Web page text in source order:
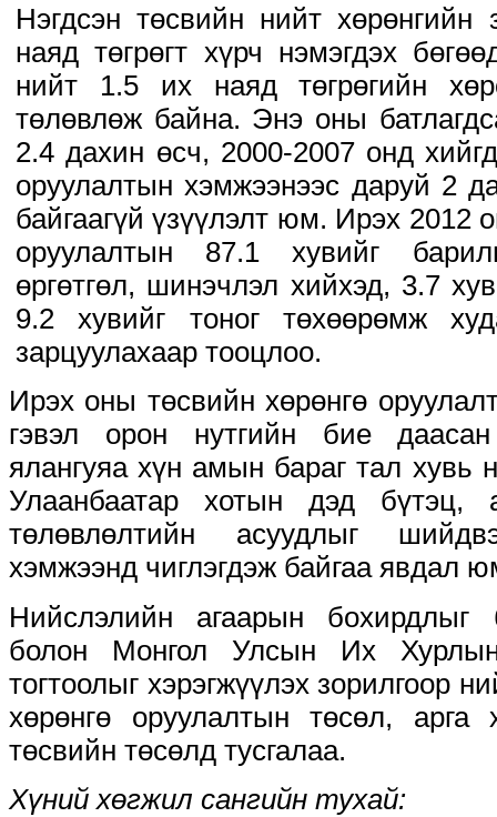
Нэгдсэн төсвийн нийт
наяд төгрөгт хүрч нэмэгдэх
нийт 1.5 их наяд төгрөгийн
төлөвлөж байна. Энэ оны
2.4 дахин өсч, 2000-2007 онд
оруулалтын хэмжээнээс даруй 2
байгаагүй үзүүлэлт юм. Ирэх 2012
оруулалтын 87.1 хувийг
өргөтгөл, шинэчлэл хийхэд, 3.7
9.2 хувийг тоног төхөөрөмж
зарцуулахаар тооцлоо.
Ирэх оны төсвийн хөрөнгө
гэвэл орон нутгийн бие
ялангуяа хүн амын бараг тал хувь
Улаанбаатар хотын дэд бүтэц,
төлөвлөлтийн асуудлыг
хэмжээнд чиглэгдэж байгаа явдал
Нийслэлийн агаарын бохирдлыг
болон Монгол Улсын Их
тогтоолыг хэрэгжүүлэх зорилгоор
хөрөнгө оруулалтын төсөл, арга
төсвийн төсөлд тусгалаа.
Хүний хөгжил сангийн тухай: